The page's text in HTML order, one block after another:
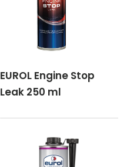
EUROL Engine Stop
Leak 250 ml